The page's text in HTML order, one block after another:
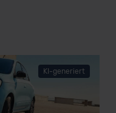
KI-generiert